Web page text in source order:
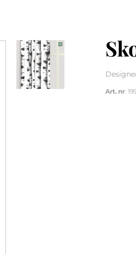
Art. nr: